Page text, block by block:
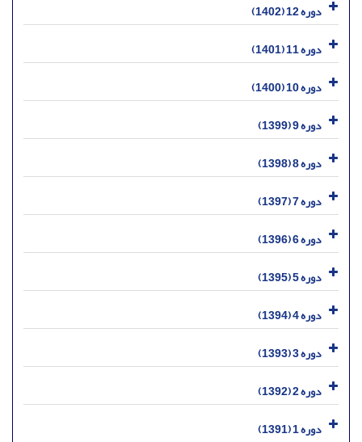
دوره 12 (1402)
دوره 11 (1401)
دوره 10 (1400)
دوره 9 (1399)
دوره 8 (1398)
دوره 7 (1397)
دوره 6 (1396)
دوره 5 (1395)
دوره 4 (1394)
دوره 3 (1393)
دوره 2 (1392)
دوره 1 (1391)